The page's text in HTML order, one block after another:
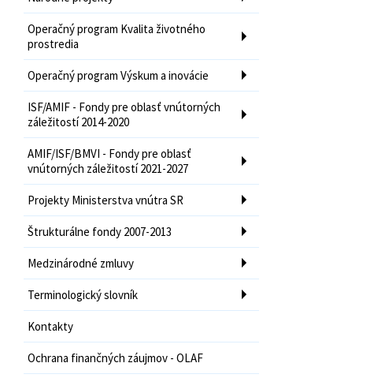
Operačný program Kvalita životného
prostredia
Operačný program Výskum a inovácie
ISF/AMIF - Fondy pre oblasť vnútorných
záležitostí 2014-2020
AMIF/ISF/BMVI - Fondy pre oblasť
vnútorných záležitostí 2021-2027
Projekty Ministerstva vnútra SR
Štrukturálne fondy 2007-2013
Medzinárodné zmluvy
Terminologický slovník
Kontakty
Ochrana finančných záujmov - OLAF